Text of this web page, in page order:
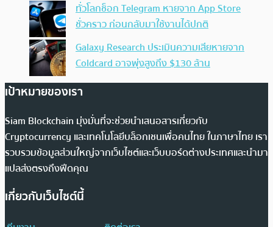
ทั่วโลกช็อก Telegram หายจาก App Store
ชั่วคราว ก่อนกลับมาใช้งานได้ปกติ
Galaxy Research ประเมินความเสียหายจาก
Coldcard อาจพุ่งสูงถึง $130 ล้าน
เป้าหมายของเรา
Siam Blockchain มุ่งมั่นที่จะช่วยนำเสนอสารเกี่ยวกับ
Cryptocurrency และเทคโนโลยีบล็อกเชนเพื่อคนไทย ในภาษาไทย เรา
รวบรวมข้อมูลส่วนใหญ่จากเว็บไซต์และเว็บบอร์ดต่างประเทศและนำมา
แปลส่งตรงถึงฟีดคุณ
เกี่ยวกับเว็บไซต์นี้